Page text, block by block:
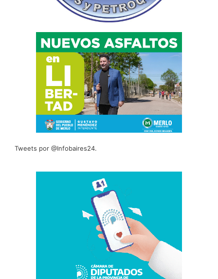
Tweets por @Infobaires24.